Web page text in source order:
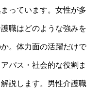
っています。女性が多
職はどのような強みを
。体力面の活躍だけで
パス・社会的な役割ま
説します。男性介護職